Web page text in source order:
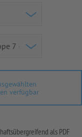
verfügbar
als PDF